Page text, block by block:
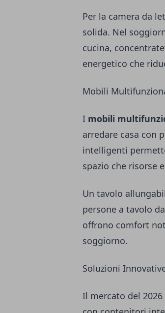
Per la camera da
solida. Nel
cucina,
energetico che
Mobili
I mobili
arredare casa con
intelligenti
spazio che risorse
Un tavolo
persone a tavolo
offrono comfort
soggiorno.
Soluzioni
Il mercato del